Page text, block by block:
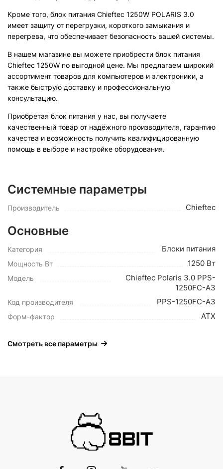
Кроме того, блок питания Chieftec 1250W POLARIS 3.0
имеет защиту от перегрузки, короткого замыкания и
перегрева, что обеспечивает безопасность вашей системы.
В нашем магазине вы можете приобрести блок питания
Chieftec 1250W по выгодной цене. Мы предлагаем широкий
ассортимент товаров для компьютеров и электроники, а
также быструю доставку и профессиональную
консультацию.
Приобретая блок питания у нас, вы получаете
качественный товар от надёжного производителя, гарантию
качества и возможность получить квалифицированную
помощь в выборе и настройке оборудования.
Системные параметры
Производитель Chieftec
Основные
Категория Блоки питания
Мощность Вт 1250 Вт
Модель
Chieftec Polaris 3.0 PPS-
1250FC-A3
Код производителя PPS-1250FC-A3
Форм-фактор ATX
Смотреть все параметры